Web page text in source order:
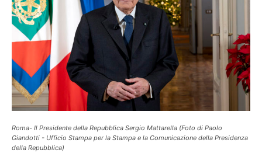
Roma- Il Presidente della Repubblica Sergio Mattarella (Foto di Paolo
Giandotti - Ufficio Stampa per la Stampa e la Comunicazione della Presidenza
della Repubblica)